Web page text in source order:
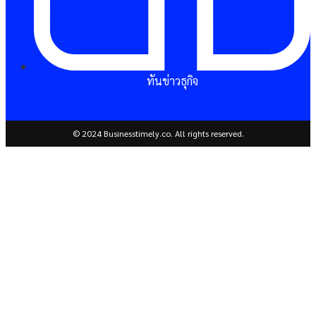
ทันข่าวธุกิจ
© 2024 Businesstimely.co. All rights reserved.